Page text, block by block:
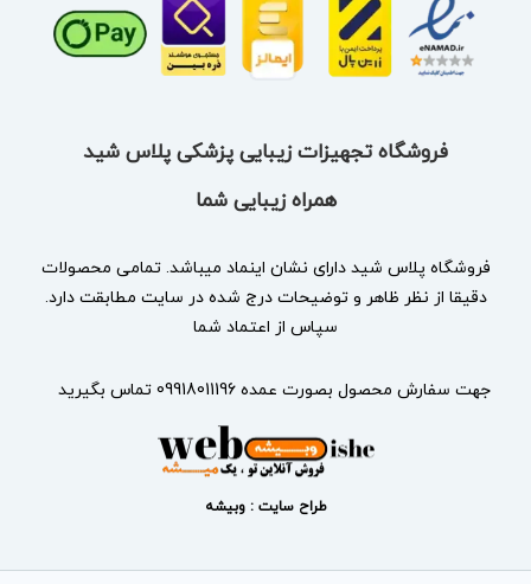
فروشگاه تجهیزات زیبایی پزشکی پلاس شید
همراه زیبایی شما
فروشگاه پلاس شید دارای نشان اینماد میباشد. تمامی محصولات
دقیقا از نظر ظاهر و توضیحات درج شده در سایت مطابقت دارد.
سپاس از اعتماد شما
جهت سفارش محصول بصورت عمده 09918011196 تماس بگیرید
طراح سایت : وبیشه